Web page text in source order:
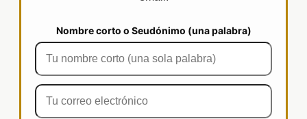
Nombre corto o Seudónimo (una palabra)